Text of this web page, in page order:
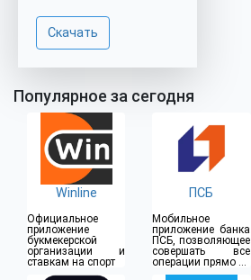
Скачать
Популярное за сегодня
Winline
Официальное
приложение
букмекерской
организации и
ставкам на спорт
ПСБ
Мобильное
приложение банка
ПСБ, позволяющее
совершать все
операции прямо из
дома